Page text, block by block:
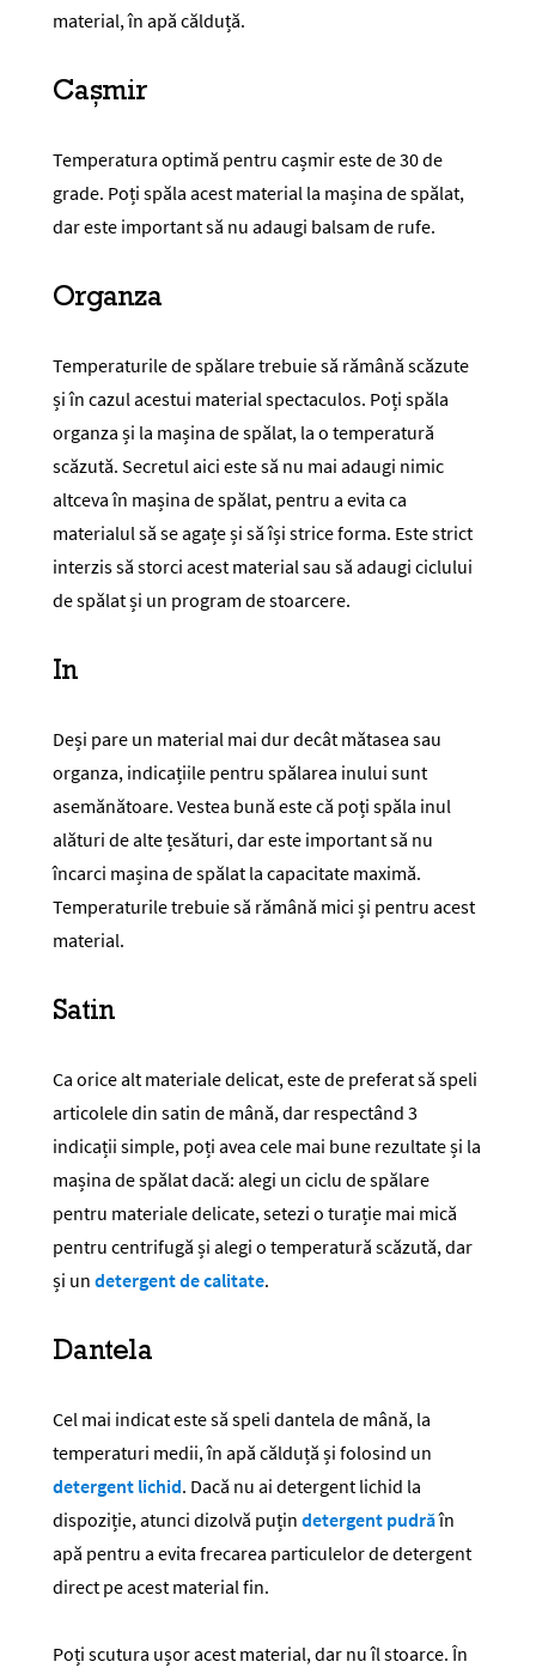
material, în apă călduță.
Cașmir
Temperatura optimă pentru cașmir este de 30 de
grade. Poți spăla acest material la mașina de spălat,
dar este important să nu adaugi balsam de rufe.
Organza
Temperaturile de spălare trebuie să rămână scăzute
și în cazul acestui material spectaculos. Poți spăla
organza și la mașina de spălat, la o temperatură
scăzută. Secretul aici este să nu mai adaugi nimic
altceva în mașina de spălat, pentru a evita ca
materialul să se agațe și să își strice forma. Este strict
interzis să storci acest material sau să adaugi ciclului
de spălat și un program de stoarcere.
In
Deși pare un material mai dur decât mătasea sau
organza, indicațiile pentru spălarea inului sunt
asemănătoare. Vestea bună este că poți spăla inul
alături de alte țesături, dar este important să nu
încarci mașina de spălat la capacitate maximă.
Temperaturile trebuie să rămână mici și pentru acest
material.
Satin
Ca orice alt materiale delicat, este de preferat să speli
articolele din satin de mână, dar respectând 3
indicații simple, poți avea cele mai bune rezultate și la
mașina de spălat dacă: alegi un ciclu de spălare
pentru materiale delicate, setezi o turație mai mică
pentru centrifugă și alegi o temperatură scăzută, dar
și un detergent de calitate.
Dantela
Cel mai indicat este să speli dantela de mână, la
temperaturi medii, în apă călduță și folosind un
detergent lichid. Dacă nu ai detergent lichid la
dispoziție, atunci dizolvă puțin detergent pudrăîn
apă pentru a evita frecarea particulelor de detergent
direct pe acest material fin.
Poți scutura ușor acest material, dar nu îl stoarce. În